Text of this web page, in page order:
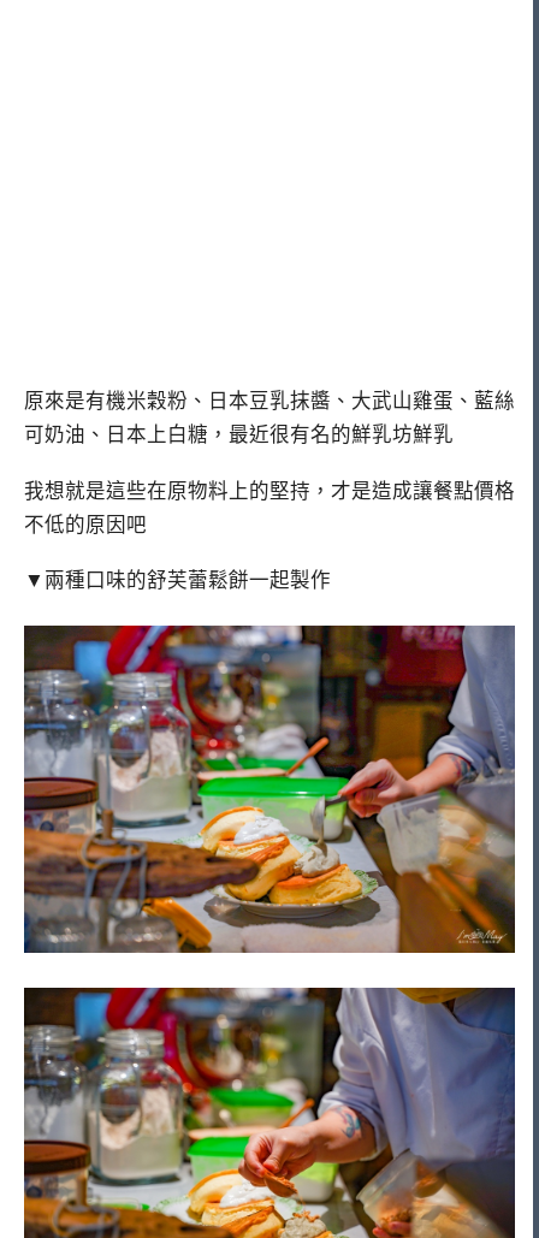
原來是有機米穀粉、日本豆乳抹醬、大武山雞蛋、藍絲
可奶油、日本上白糖，最近很有名的鮮乳坊鮮乳
我想就是這些在原物料上的堅持，才是造成讓餐點價格
不低的原因吧
▼兩種口味的舒芙蕾鬆餅一起製作